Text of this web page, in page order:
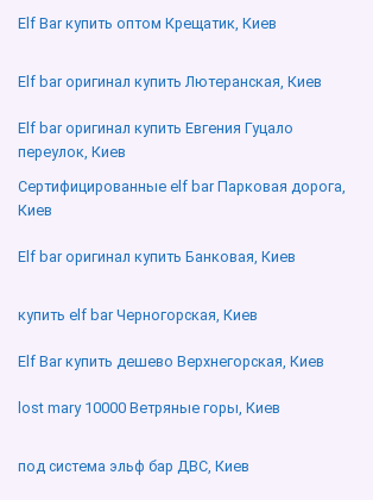
Elf Bar купить оптом Крещатик, Киев
Elf bar оригинал купить Лютеранская, Киев
Elf bar оригинал купить Евгения Гуцало
переулок, Киев
Сертифицированные elf bar Парковая дорога,
Киев
Elf bar оригинал купить Банковая, Киев
купить elf bar Черногорская, Киев
Elf Bar купить дешево Верхнегорская, Киев
lost mary 10000 Ветряные горы, Киев
под система эльф бар ДВС, Киев